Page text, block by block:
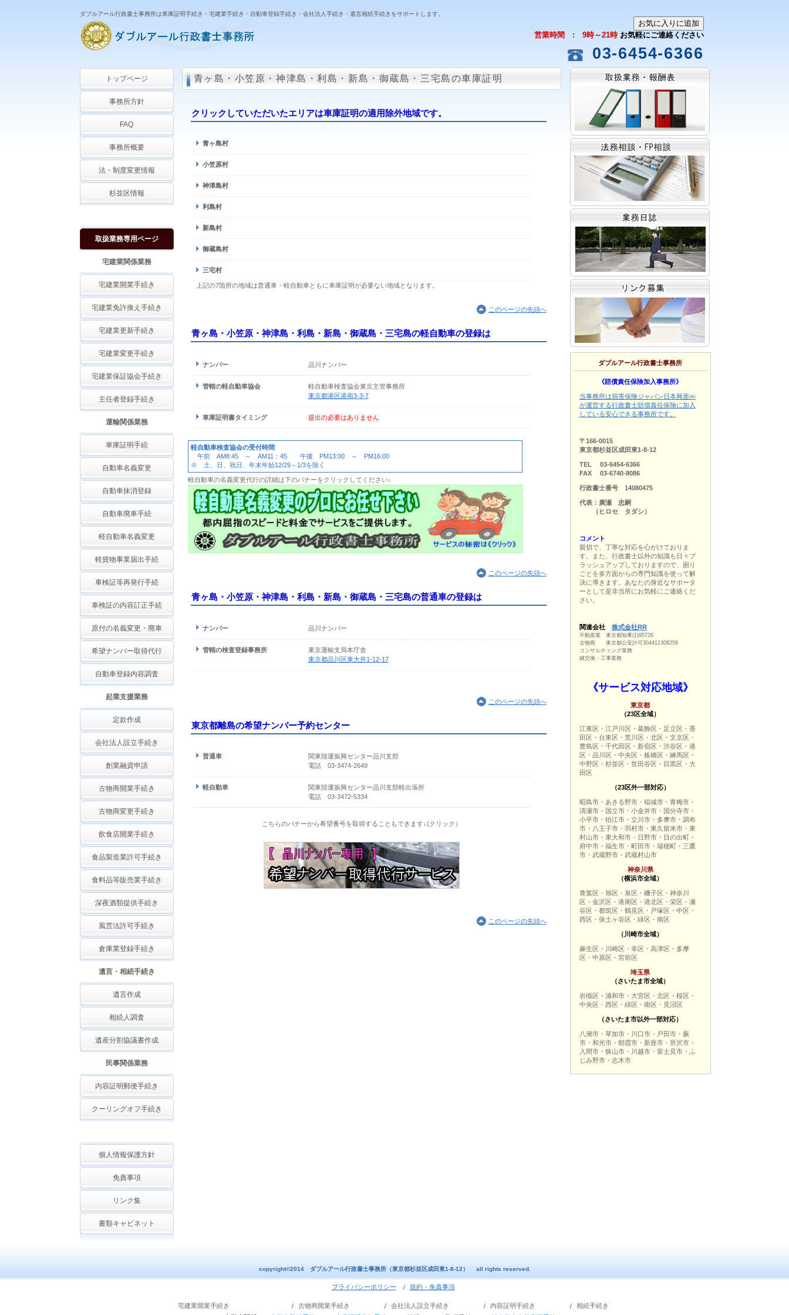
ダブルアール行政書士事務所は車庫証明手続き・宅建業手続き・自動車登録手続き・会社法人手続き・遺言相続手続きをサポートします。
営業時間 : 9時～21時 お気軽にご連絡ください
03-6454-6366
青ヶ島・小笠原・神津島・利島・新島・御蔵島・三宅島の車庫証明
クリックしていただいたエリアは車庫証明の適用除外地域です。
青ヶ島村
小笠原村
神津島村
利島村
新島村
御蔵島村
三宅村
上記の7箇所の地域は普通車・軽自動車ともに車庫証明が必要ない地域となります。
このページの先頭へ
青ヶ島・小笠原・神津島・利島・新島・御蔵島・三宅島の軽自動車の登録は
ナンバー 品川ナンバー
管轄の軽自動車協会
軽自動車検査協会東京主管事務所
東京都港区港南3-3-7
車庫証明書タイミング 提出の必要はありません
軽自動車検査協会の受付時間
午前 AM8:45 ～ AM11：45 午後 PM13:00 ～ PM16:00
※ 土、日、祝日、年末年始12/29～1/3を除く
軽自動車の名義変更代行の詳細は下のバナーをクリックしてください↓
このページの先頭へ
青ヶ島・小笠原・神津島・利島・新島・御蔵島・三宅島の普通車の登録は
ナンバー 品川ナンバー
管轄の検査登録事務所
東京運輸支局本庁舎
東京都品川区東大井1-12-17
このページの先頭へ
東京都離島の希望ナンバー予約センター
普通車
関東陸運振興センター品川支部
電話 03-3474-2649
軽自動車
関東陸運振興センター品川支部軽出張所
電話 03-3472-5334
こちらのバナーから希望番号を取得することもできます↓(クリック）
このページの先頭へ
トップページ
事務所方針
FAQ
事務所概要
法・制度変更情報
杉並区情報
取扱業務専用ページ
宅建業関係業務
宅建業開業手続き
宅建業免許換え手続き
宅建業更新手続き
宅建業変更手続き
宅建業保証協会手続き
主任者登録手続き
運輸関係業務
車庫証明手続
自動車名義変更
自動車抹消登録
自動車廃車手続
軽自動車名義変更
軽貨物事業届出手続
車検証等再発行手続
車検証の内容訂正手続
原付の名義変更・廃車
希望ナンバー取得代行
自動車登録内容調査
起業支援業務
定款作成
会社法人設立手続き
創業融資申請
古物商開業手続き
古物商変更手続き
飲食店開業手続き
食品製造業許可手続き
食料品等販売業手続き
深夜酒類提供手続き
風営法許可手続き
倉庫業登録手続き
遺言・相続手続き
遺言作成
相続人調査
遺産分割協議書作成
民事関係業務
内容証明郵便手続き
クーリングオフ手続き
個人情報保護方針
免責事項
リンク集
書類キャビネット
ダブルアール行政書士事務所
《賠償責任保険加入事務所》
当事務所は損害保険ジャパン日本興亜㈱
が運営する行政書士賠償責任保険に加入
している安心できる事務所です。
〒166-0015
東京都杉並区成田東1-8-12
TEL 03-6454-6366
FAX 03-6740-8086
行政書士番号 14080475
代表：廣瀬 忠嗣
（ヒロセ タダシ）
コメント
親切で、丁寧な対応を心がけておりま
す。また、行政書士以外の知識も日々ブ
ラッシュアップしておりますので、困り
ごとを多方面からの専門知識を使って解
決に導きます。あなたの身近なサポータ
ーとして是非当所にお気軽にご連絡くだ
さい。
関連会社 株式会社RR
不動産業 東京都知事(1)95726
古物商 東京都公安許可304411308259
コンサルティング業務
鍵交換・工事業務
《サービス対応地域》
東京都
（23区全域）
江東区・江戸川区・葛飾区・足立区・墨
田区・台東区・荒川区・北区・文京区・
豊島区・千代田区・新宿区・渋谷区・港
区・品川区・中央区・板橋区・練馬区・
中野区・杉並区・世田谷区・目黒区・大
田区
（23区外一部対応）
昭島市・あきる野市・稲城市・青梅市・
清瀬市・国立市・小金井市・国分寺市・
小平市・狛江市・立川市・多摩市・調布
市・八王子市・羽村市・東久留米市・東
村山市・東大和市・日野市・日の出町・
府中市・福生市・町田市・瑞穂町・三鷹
市・武蔵野市・武蔵村山市
神奈川県
（横浜市全域）
青葉区・旭区・泉区・磯子区・神奈川
区・金沢区・港南区・港北区・栄区・瀬
谷区・都筑区・鶴見区・戸塚区・中区・
西区・保土ヶ谷区・緑区・南区
（川崎市全域）
麻生区・川崎区・幸区・高津区・多摩
区・中原区・宮前区
埼玉県
（さいたま市全域）
岩槻区・浦和市・大宮区・北区・桜区・
中央区・西区・緑区・南区・見沼区
（さいたま市以外一部対応）
八潮市・草加市・川口市・戸田市・蕨
市・和光市・朝霞市・新座市・所沢市・
入間市・狭山市・川越市・富士見市・ふ
じみ野市・志木市
copyright©2014 ダブルアール行政書士事務所（東京都杉並区成田東1-8-12） all rights reserved.
プライバシーポリシー 規約・免責事項
宅建業開業手続き 古物商開業手続き 会社法人設立手続き 内容証明手続き
相続手続き